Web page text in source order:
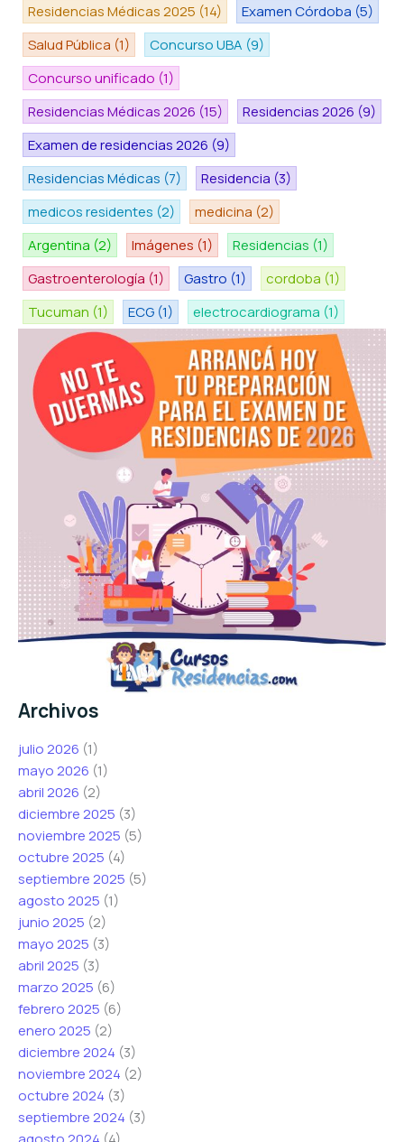
Residencias Médicas 2025 (14) Examen Córdoba (5)
Salud Pública (1) Concurso UBA (9)
Concurso unificado (1)
Residencias Médicas 2026 (15) Residencias 2026 (9)
Examen de residencias 2026 (9)
Residencias Médicas (7) Residencia (3)
medicos residentes (2) medicina (2)
Argentina (2) Imágenes (1) Residencias (1)
Gastroenterología (1) Gastro (1) cordoba (1)
Tucuman (1) ECG (1) electrocardiograma (1)
Archivos
julio 2026 (1)
mayo 2026 (1)
abril 2026 (2)
diciembre 2025 (3)
noviembre 2025 (5)
octubre 2025 (4)
septiembre 2025 (5)
agosto 2025 (1)
junio 2025 (2)
mayo 2025 (3)
abril 2025 (3)
marzo 2025 (6)
febrero 2025 (6)
enero 2025 (2)
diciembre 2024 (3)
noviembre 2024 (2)
octubre 2024 (3)
septiembre 2024 (3)